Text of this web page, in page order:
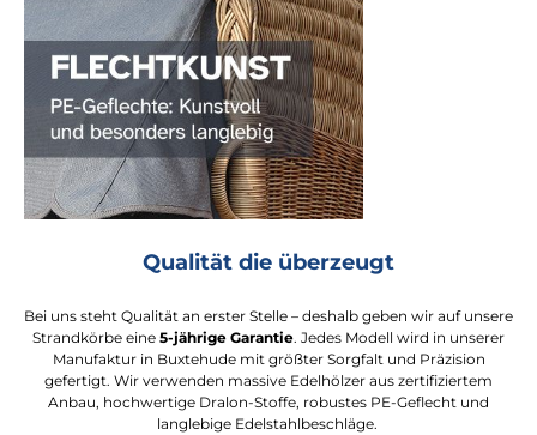
Qualität die überzeugt
Bei uns steht Qualität an erster Stelle – deshalb geben wir auf unsere
Strandkörbe eine 5-jährige Garantie. Jedes Modell wird in unserer
Manufaktur in Buxtehude mit größter Sorgfalt und Präzision
gefertigt. Wir verwenden massive Edelhölzer aus zertifiziertem
Anbau, hochwertige Dralon-Stoffe, robustes PE-Geflecht und
langlebige Edelstahlbeschläge.